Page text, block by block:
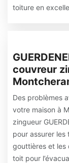
toiture en
couvreur
Des problèmes
votre maison à
zingueur
pour assurer
gouttières et les
toit pour